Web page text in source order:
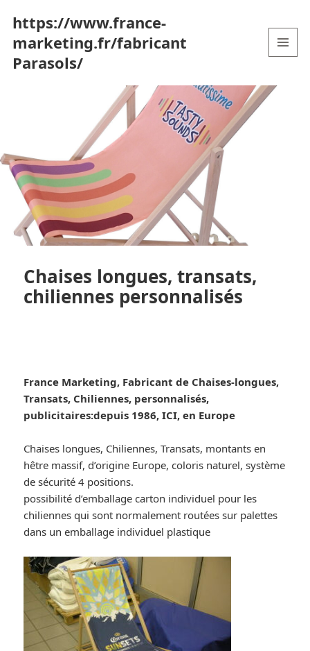
https://www.france-
marketing.fr/fabricant
Parasols/
WIDGETS
Chaises longues, transats,
chiliennes personnalisés
France Marketing, Fabricant de Chaises-longues,
Transats, Chiliennes, personnalisés,
publicitaires:depuis 1986, ICI, en Europe
Chaises longues, Chiliennes, Transats, montants en
hêtre massif, d’origine Europe, coloris naturel, système
de sécurité 4 positions.
possibilité d’emballage carton individuel pour les
chiliennes qui sont normalement routées sur palettes
dans un emballage individuel plastique